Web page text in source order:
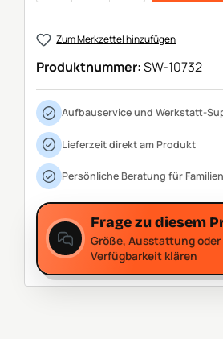
Zum Merkzettel hinzufügen
Produktnummer:SW-10732
Aufbauservice und Werkstatt-
Lieferzeit direkt am Produkt
Persönliche Beratung für Familien
Frage zu diesem
Größe, Ausstattung oder
Verfügbarkeit klären